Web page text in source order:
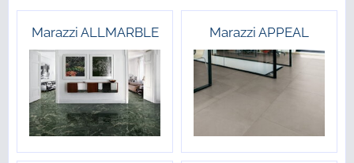
Marazzi ALLMARBLE Marazzi APPEAL